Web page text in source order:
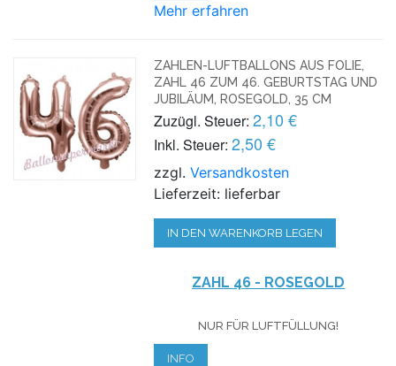
Mehr erfahren
ZAHLEN-LUFTBALLONS AUS FOLIE,
ZAHL 46 ZUM 46. GEBURTSTAG UND
JUBILÄUM, ROSEGOLD, 35 CM
Zuzügl. Steuer: 2,10 €
Inkl. Steuer: 2,50 €
zzgl.Versandkosten
Lieferzeit: lieferbar
IN DEN WARENKORB LEGEN
ZAHL 46 - ROSEGOLD
NUR FÜR LUFTFÜLLUNG!
INFO